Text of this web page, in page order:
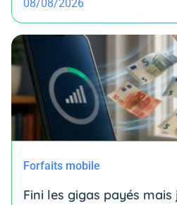
08/08/2026
Forfaits mobile
Fini les gigas payés